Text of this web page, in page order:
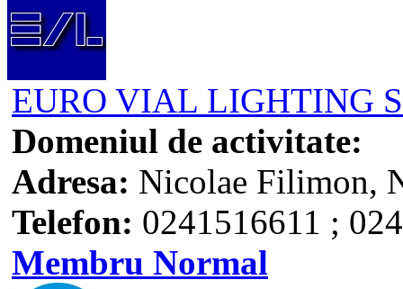
EURO VIAL LIGHTING
Domeniul de activitate:
Adresa: Nicolae Filimon,
Telefon: 0241516611 ;
Membru Normal